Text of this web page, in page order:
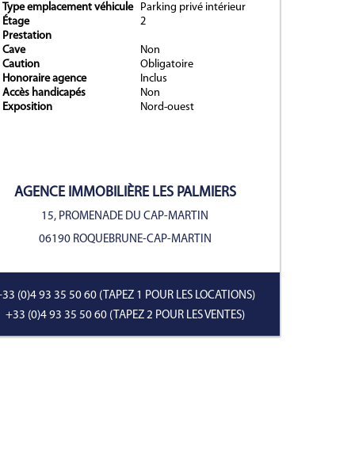
suivant
Type emplacement véhicule
Parking privé intérieur
Étage
2
Prestation
Cave
Non
Caution
Obligatoire
Honoraire agence
Inclus
Accès handicapés
Non
Exposition
Nord-ouest
AGENCE IMMOBILIÈRE LES PALMIERS
15, PROMENADE DU CAP-MARTIN
06190 ROQUEBRUNE-CAP-MARTIN
(0)4 93 35 50 60 (TAPEZ 1 POUR LES LOCATIONS)
+33 (0)4 93 35 50 60 (TAPEZ 2 POUR LES VENTES)